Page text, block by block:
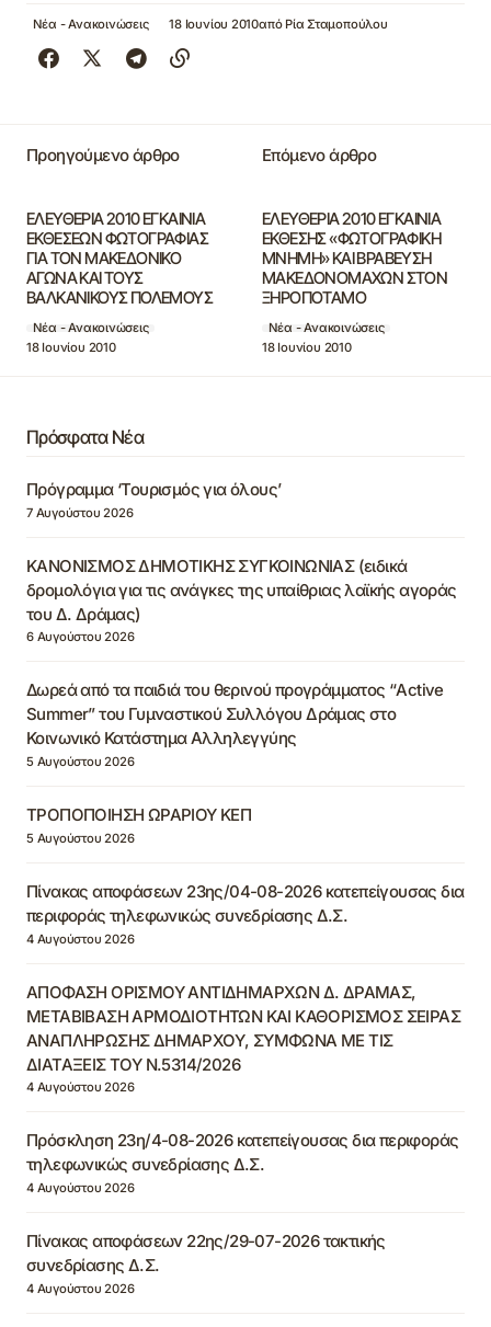
Νέα - Ανακοινώσεις 18 Ιουνίου 2010από Ρία Σταμοπούλου
Προηγούμενο άρθρο
ΕΛΕΥΘΕΡΙΑ 2010 ΕΓΚΑΙΝΙΑ
ΕΚΘΕΣΕΩΝ ΦΩΤΟΓΡΑΦΙΑΣ
ΓΙΑ ΤΟΝ ΜΑΚΕΔΟΝΙΚΟ
ΑΓΩΝΑ ΚΑΙ ΤΟΥΣ
ΒΑΛΚΑΝΙΚΟΥΣ ΠΟΛΕΜΟΥΣ
Νέα - Ανακοινώσεις
18 Ιουνίου 2010
Επόμενο άρθρο
ΕΛΕΥΘΕΡΙΑ 2010 ΕΓΚΑΙΝΙΑ
ΕΚΘΕΣΗΣ «ΦΩΤΟΓΡΑΦΙΚΗ
ΜΝΗΜΗ» ΚΑΙ ΒΡΑΒΕΥΣΗ
ΜΑΚΕΔΟΝΟΜΑΧΩΝ ΣΤΟΝ
ΞΗΡΟΠΟΤΑΜΟ
Νέα - Ανακοινώσεις
18 Ιουνίου 2010
Πρόσφατα Νέα
Πρόγραμμα ‘Τουρισμός για όλους’
7 Αυγούστου 2026
ΚΑΝΟΝΙΣΜΟΣ ΔΗΜΟΤΙΚΗΣ ΣΥΓΚΟΙΝΩΝΙΑΣ (ειδικά
δρομολόγια για τις ανάγκες της υπαίθριας λαϊκής αγοράς
του Δ. Δράμας)
6 Αυγούστου 2026
Δωρεά από τα παιδιά του θερινού προγράμματος “Active
Summer” του Γυμναστικού Συλλόγου Δράμας στο
Κοινωνικό Κατάστημα Αλληλεγγύης
5 Αυγούστου 2026
ΤΡΟΠΟΠΟΙΗΣΗ ΩΡΑΡΙΟΥ ΚΕΠ
5 Αυγούστου 2026
Πίνακας αποφάσεων 23ης/04-08-2026 κατεπείγουσας δια
περιφοράς τηλεφωνικώς συνεδρίασης Δ.Σ.
4 Αυγούστου 2026
ΑΠΟΦΑΣΗ ΟΡΙΣΜΟΥ ΑΝΤΙΔΗΜΑΡΧΩΝ Δ. ΔΡΑΜΑΣ,
ΜΕΤΑΒΙΒΑΣΗ ΑΡΜΟΔΙΟΤΗΤΩΝ ΚΑΙ ΚΑΘΟΡΙΣΜΟΣ ΣΕΙΡΑΣ
ΑΝΑΠΛΗΡΩΣΗΣ ΔΗΜΑΡΧΟΥ, ΣΥΜΦΩΝΑ ΜΕ ΤΙΣ
ΔΙΑΤΑΞΕΙΣ ΤΟΥ Ν.5314/2026
4 Αυγούστου 2026
Πρόσκληση 23η/4-08-2026 κατεπείγουσας δια περιφοράς
τηλεφωνικώς συνεδρίασης Δ.Σ.
4 Αυγούστου 2026
Πίνακας αποφάσεων 22ης/29-07-2026 τακτικής
συνεδρίασης Δ.Σ.
4 Αυγούστου 2026